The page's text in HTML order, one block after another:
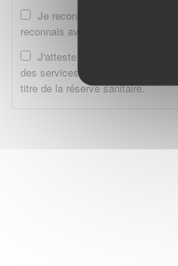
Je reconnais avoir lu la
reconnais avoir lu et accepté les
J'atteste être enregistré en
des services compétents de
titre de la réserve sanitaire.